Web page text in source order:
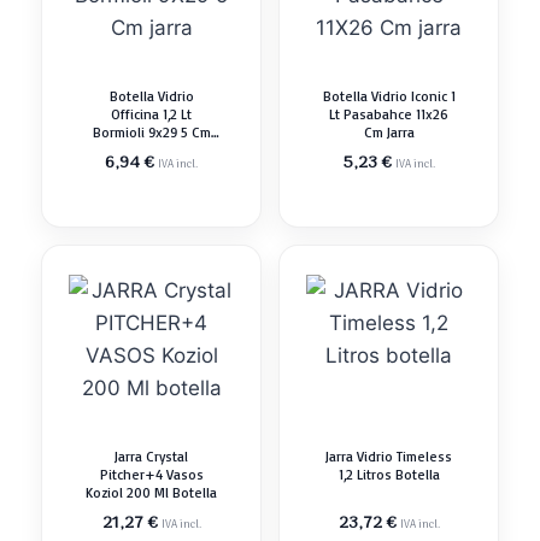
Botella Vidrio
Officina 1,2 Lt
Bormioli 9x29 5 Cm
6,94€ IVA incl.
Botella Vidrio Iconic 1
Lt Pasabahce 11x26
Cm Jarra
5,23€ IVA incl.
Jarra Crystal
Pitcher+4 Vasos
Koziol 200 Ml Botella
21,27€ IVA incl.
Jarra Vidrio Timeless
1,2 Litros Botella
23,72€ IVA incl.